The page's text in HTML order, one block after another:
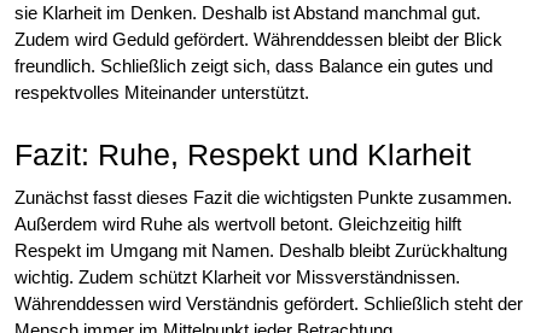
sie Klarheit im Denken. Deshalb ist Abstand manchmal gut.
Zudem wird Geduld gefördert. Währenddessen bleibt der Blick
freundlich. Schließlich zeigt sich, dass Balance ein gutes und
respektvolles Miteinander unterstützt.
Fazit: Ruhe, Respekt und Klarheit
Zunächst fasst dieses Fazit die wichtigsten Punkte zusammen.
Außerdem wird Ruhe als wertvoll betont. Gleichzeitig hilft
Respekt im Umgang mit Namen. Deshalb bleibt Zurückhaltung
wichtig. Zudem schützt Klarheit vor Missverständnissen.
Währenddessen wird Verständnis gefördert. Schließlich steht der